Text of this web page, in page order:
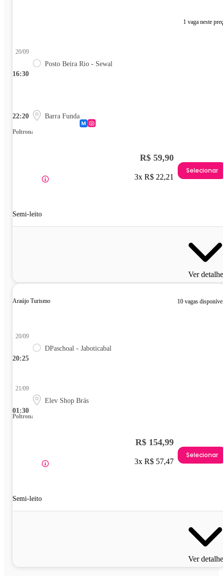
1 vaga neste
16:30
20/09
Posto Beira Rio - Sewal
22:20 Barra Funda
Poltrona
Semi-leito
R$ 59,90
3x R$ 22,21
Selecionar
Ver
Araújo Turismo 10 vagas
20:25
20/09
DPaschoal - Jaboticabal
01:30
21/09
Elev Shop Brás
Poltrona
Semi-leito
R$ 154,99
3x R$ 57,47
Selecionar
Ver